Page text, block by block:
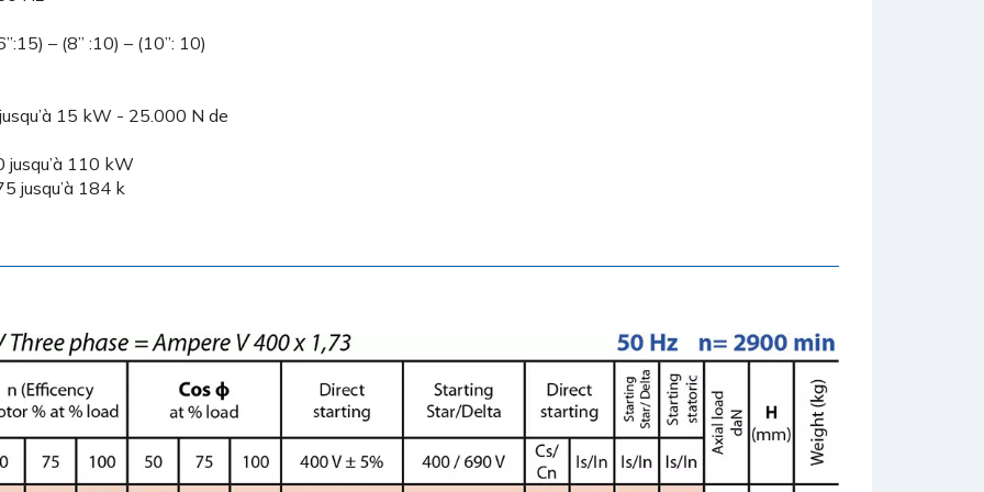
– (8’’ :10) – (10’’: 10)
15 kW - 25.000 N de
110 kW
jusqu’à 184 k